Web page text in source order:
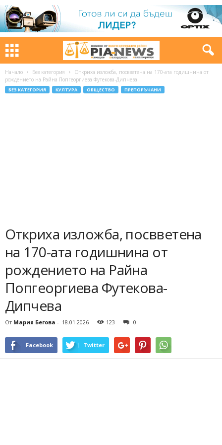
Начало Без категория
Откриха изложба, посвветена на 170-ата годишнина от
рождението на Райна Попгеоргиева Футекова-Дипчева
БЕЗ КАТЕГОРИЯ КУЛТУРА ОБЩЕСТВО ПРЕПОРЪЧАНИ
Откриха изложба, посвветена
на 170-ата годишнина от
рождението на Райна
Попгеоргиева Футекова-
Дипчева
От Мария Бегова - 18.01.2026 123 0
Facebook Twitter